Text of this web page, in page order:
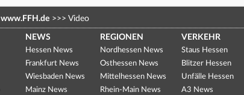
www.FFH.de >>> Video
NEWS
Hessen News
Frankfurt News
Wiesbaden News
Mainz News
REGIONEN
Nordhessen News
Osthessen News
Mittelhessen News
Rhein-Main News
VERKEHR
Staus Hessen
Blitzer Hessen
Unfälle Hessen
A3 News